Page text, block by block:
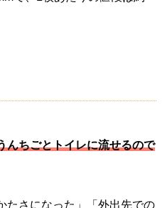
んちごとトイレに流せるので
たさになった」「外出先での